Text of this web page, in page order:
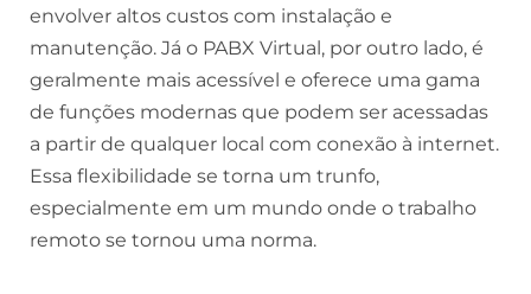
envolver altos custos com instalação e
manutenção. Já o PABX Virtual, por outro lado, é
geralmente mais acessível e oferece uma gama
de funções modernas que podem ser acessadas
a partir de qualquer local com conexão à internet.
Essa flexibilidade se torna um trunfo,
especialmente em um mundo onde o trabalho
remoto se tornou uma norma.